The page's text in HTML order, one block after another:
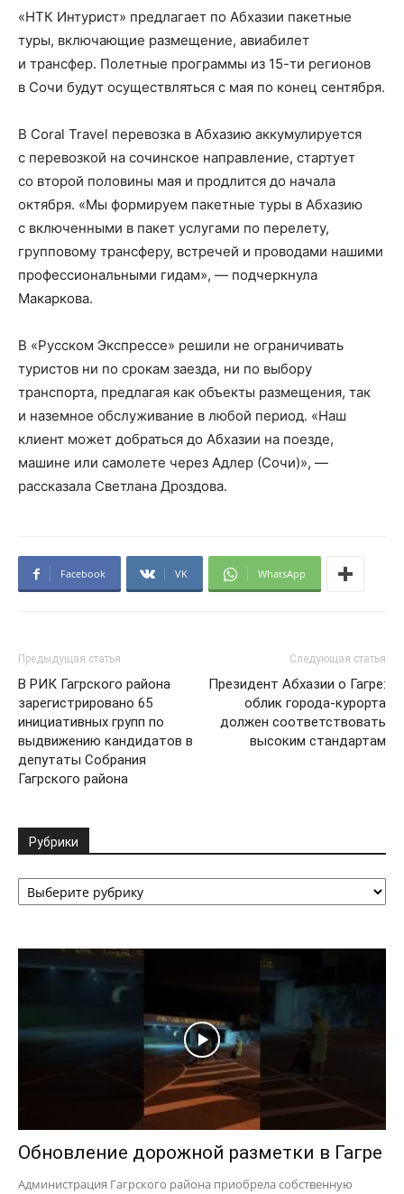
«НТК Интурист» предлагает по Абхазии пакетные
туры, включающие размещение, авиабилет
и трансфер. Полетные программы из 15-ти регионов
в Сочи будут осуществляться с мая по конец сентября.
В Coral Travel перевозка в Абхазию аккумулируется
с перевозкой на сочинское направление, стартует
со второй половины мая и продлится до начала
октября. «Мы формируем пакетные туры в Абхазию
с включенными в пакет услугами по перелету,
групповому трансферу, встречей и проводами нашими
профессиональными гидам», — подчеркнула
Макаркова.
В «Русском Экспрессе» решили не ограничивать
туристов ни по срокам заезда, ни по выбору
транспорта, предлагая как объекты размещения, так
и наземное обслуживание в любой период. «Наш
клиент может добраться до Абхазии на поезде,
машине или самолете через Адлер (Сочи)», —
рассказала Светлана Дроздова.
Facebook VK WhatsApp
Предыдущая статья
В РИК Гагрского района
зарегистрировано 65
инициативных групп по
выдвижению кандидатов в
депутаты Собрания
Гагрского района
Следующая статья
Президент Абхазии о Гагре:
облик города-курорта
должен соответствовать
высоким стандартам
Рубрики
Рубрики
Обновление дорожной разметки в Гагре
Администрация Гагрского района приобрела собственную